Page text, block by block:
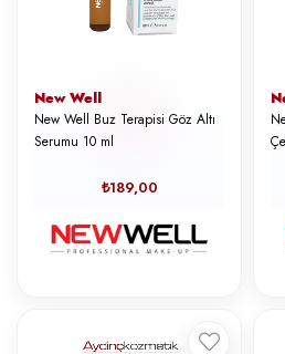
New Well
New Well Buz Terapisi Göz Altı
Serumu 10 ml
₺189,00